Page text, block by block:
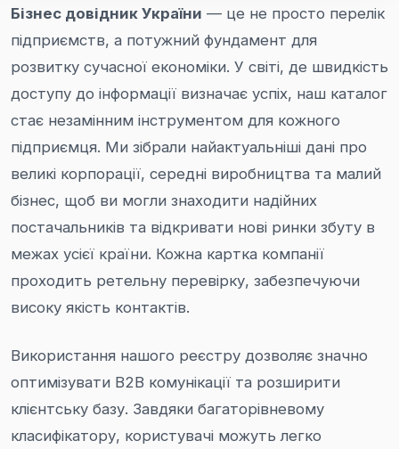
Бізнес довідник України — це не просто перелік
підприємств, а потужний фундамент для
розвитку сучасної економіки. У світі, де швидкість
доступу до інформації визначає успіх, наш каталог
стає незамінним інструментом для кожного
підприємця. Ми зібрали найактуальніші дані про
великі корпорації, середні виробництва та малий
бізнес, щоб ви могли знаходити надійних
постачальників та відкривати нові ринки збуту в
межах усієї країни. Кожна картка компанії
проходить ретельну перевірку, забезпечуючи
високу якість контактів.
Використання нашого реєстру дозволяє значно
оптимізувати B2B комунікації та розширити
клієнтську базу. Завдяки багаторівневому
класифікатору, користувачі можуть легко